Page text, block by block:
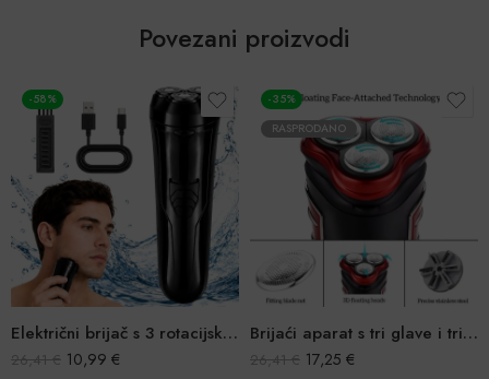
Povezani proizvodi
Električni brijač s 3 rotacijske glave
RASPRODANO
Brijaći aparat s tri glave i trimerom
26,41
POPUST
9,99